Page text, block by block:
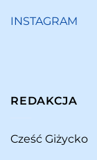
INSTAGRAM
REDAKCJA
Cześć Giżycko